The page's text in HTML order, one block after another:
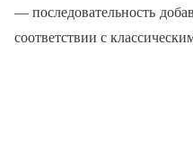
— последовательность
соответствии с